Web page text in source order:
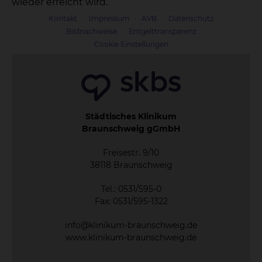
Kontakt Impressum AVB
Datenschutz
Bildnachweise
Entgelttransparenz
Cookie Einstellungen
Städtisches Klinikum
Braunschweig gGmbH
Freisestr. 9/10
38118 Braunschweig
Tel.: 0531/595-0
Fax: 0531/595-1322
info@klinikum-braunschweig.de
www.klinikum-braunschweig.de